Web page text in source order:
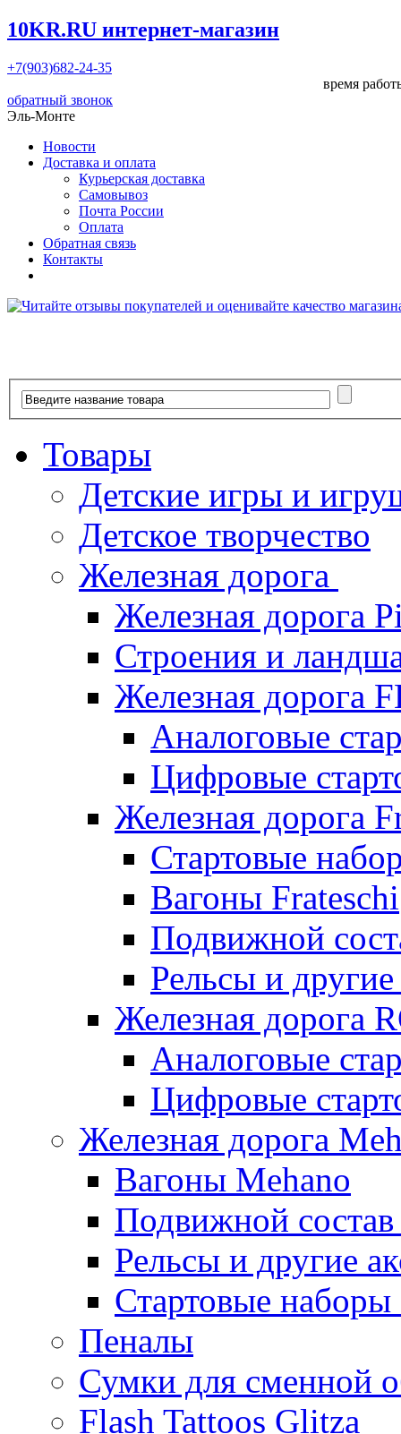
10KR.RU интернет-магазин
+7(903)682-24-35
время
обратный звонок
Эль-Монте
Новости
Доставка и оплата
Курьерская доставка
Самовывоз
Почта России
Оплата
Обратная связь
Контакты
Товары
Детские игры и
Детское творчество
Железная дорога
Железная дорога
Строения и
Железная дорога
Аналоговые
Цифровые
Железная дорога
Стартовые
Вагоны Frateschi
Подвижной
Рельсы и
Железная дорога
Аналоговые
Цифровые
Железная дорога
Вагоны Mehano
Подвижной
Рельсы и другие
Стартовые
Пеналы
Сумки для сменной
Flash Tattoos Glitza